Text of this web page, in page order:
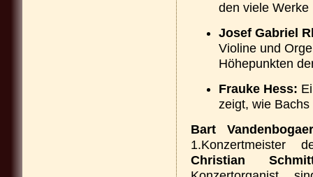
den viele
Josef Gabriel
Violine und
Höhepunkten
Frauke Hess:
zeigt, wie
Bart
1.Konzertmeister
Christian